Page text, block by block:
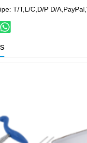
T/T,L/C,D/P D/